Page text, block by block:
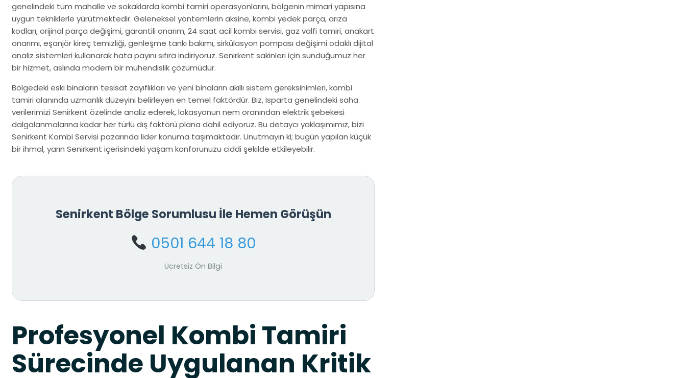
genelindeki tüm mahalle ve sokaklarda kombi tamiri operasyonlarını, bölgenin mimari yapısına
uygun tekniklerle yürütmektedir. Geleneksel yöntemlerin aksine, kombi yedek parça, arıza
kodları, orijinal parça değişimi, garantili onarım, 24 saat acil kombi servisi, gaz valfi tamiri, anakart
onarımı, eşanjör kireç temizliği, genleşme tankı bakımı, sirkülasyon pompası değişimi odaklı dijital
analiz sistemleri kullanarak hata payını sıfıra indiriyoruz. Senirkent sakinleri için sunduğumuz her
bir hizmet, aslında modern bir mühendislik çözümüdür.
Bölgedeki eski binaların tesisat zayıflıkları ve yeni binaların akıllı sistem gereksinimleri, kombi
tamiri alanında uzmanlık düzeyini belirleyen en temel faktördür. Biz, Isparta genelindeki saha
verilerimizi Senirkent özelinde analiz ederek, lokasyonun nem oranından elektrik şebekesi
dalgalanmalarına kadar her türlü dış faktörü plana dahil ediyoruz. Bu detaycı yaklaşımımız, bizi
Senirkent Kombi Servisi pazarında lider konuma taşımaktadır. Unutmayın ki; bugün yapılan küçük
bir ihmal, yarın Senirkent içerisindeki yaşam konforunuzu ciddi şekilde etkileyebilir.
Senirkent Bölge Sorumlusu İle Hemen Görüşün
0501 644 18 80
Ücretsiz Ön Bilgi
Profesyonel Kombi Tamiri
Sürecinde Uygulanan Kritik